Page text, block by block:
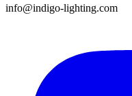
info@indigo-lighting.com